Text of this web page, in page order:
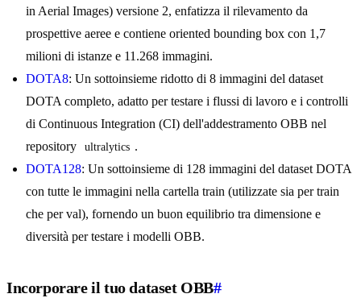
in Aerial Images) versione 2, enfatizza il rilevamento da
prospettive aeree e contiene oriented bounding box con 1,7
milioni di istanze e 11.268 immagini.
DOTA8: Un sottoinsieme ridotto di 8 immagini del dataset
DOTA completo, adatto per testare i flussi di lavoro e i controlli
di Continuous Integration (CI) dell'addestramento OBB nel
repository
ultralytics .
DOTA128: Un sottoinsieme di 128 immagini del dataset DOTA
con tutte le immagini nella cartella train (utilizzate sia per train
che per val), fornendo un buon equilibrio tra dimensione e
diversità per testare i modelli OBB.
Incorporare il tuo dataset OBB#